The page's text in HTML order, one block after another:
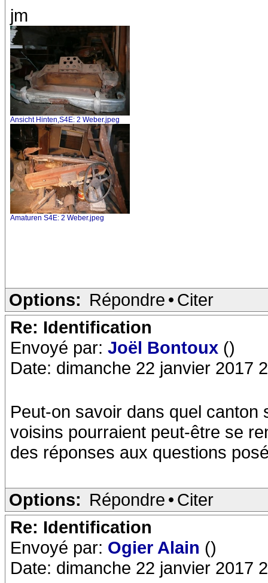
jm
Ansicht Hinten,S4E: 2 Weber.jpeg
Amaturen S4E: 2 Weber.jpeg
Options: Répondre • Citer
Re: Identification
Envoyé par: Joël Bontoux ()
Date: dimanche 22 janvier 2017
Peut-on savoir dans quel
voisins pourraient peut-être se
des réponses aux questions
Options: Répondre • Citer
Re: Identification
Envoyé par: Ogier Alain ()
Date: dimanche 22 janvier 2017